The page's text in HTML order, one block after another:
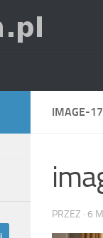
IMAGE-
PRZEZ · 6